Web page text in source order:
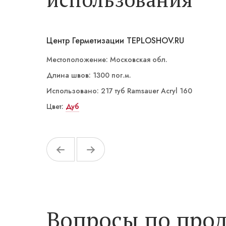
Сафари
Центр Герметизации TEPLOSHOV.RU
Местоположение: Московская обл.
Длина швов: 1300 пог.м.
Использовано: 217 туб Ramsauer Acryl 160
Цвет: Дуб
Серый
Бронзовый
Белый
Вопросы по